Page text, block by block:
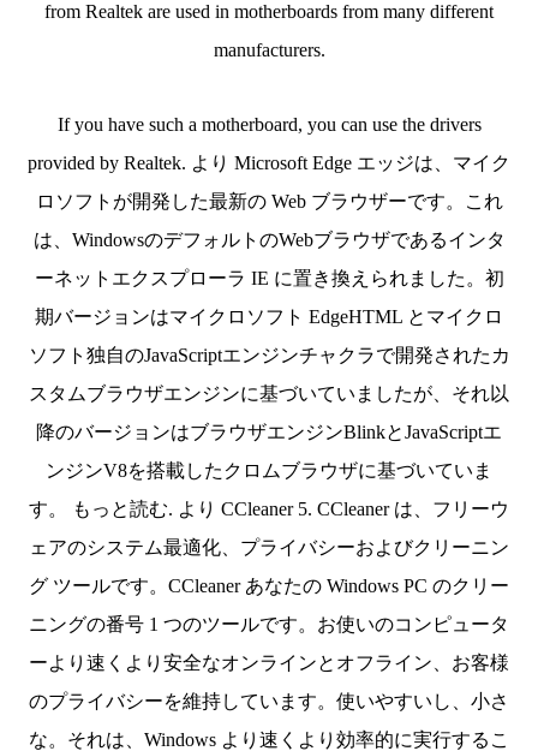
from Realtek are used in motherboards from many different
manufacturers.
If you have such a motherboard, you can use the drivers
provided by Realtek. より Microsoft Edge エッジは、マイク
ロソフトが開発した最新の Web ブラウザーです。これ
は、WindowsのデフォルトのWebブラウザであるインタ
ーネットエクスプローラ IE に置き換えられました。初
期バージョンはマイクロソフト EdgeHTML とマイクロ
ソフト独自のJavaScriptエンジンチャクラで開発されたカ
スタムブラウザエンジンに基づいていましたが、それ以
降のバージョンはブラウザエンジンBlinkとJavaScriptエ
ンジンV8を搭載したクロムブラウザに基づいていま
す。 もっと読む. より CCleaner 5. CCleaner は、フリーウ
ェアのシステム最適化、プライバシーおよびクリーニン
グ ツールです。CCleaner あなたの Windows PC のクリー
ニングの番号 1 つのツールです。お使いのコンピュータ
ーより速くより安全なオンラインとオフライン、お客様
のプライバシーを維持しています。使いやすいし、小さ
な。それは、Windows より速くより効率的に実行するこ